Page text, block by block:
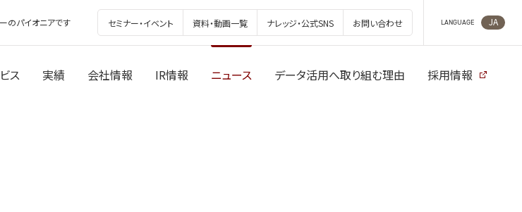
のパイオニアです セミナー・イベント 資料・動画一覧 ナレッジ・公式SNS お問い合わせ LANGUAGE JA
ス 実績 会社情報 IR情報 ニュース データ活用へ取り組む理由 採用情報